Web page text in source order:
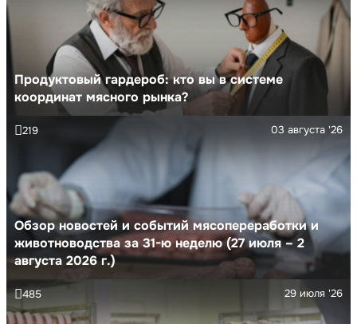
Продуктовый гардероб: кто вы в системе
координат мясного рынка?
Обзор новостей и событий мясопереработки и
животноводства за 31-ю неделю (27 июля – 2
августа 2026 г.)
03 августа '26
219
29 июля '26
485